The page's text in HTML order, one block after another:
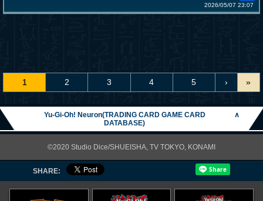
2026/05/07 23:07
1 2 3 4 5 › »
Yu-Gi-Oh! Neuron(TRADING CARD GAME CARD
DATABASE)
∧
©2020 Studio Dice/SHUEISHA, TV TOKYO, KONAMI
SHARE: